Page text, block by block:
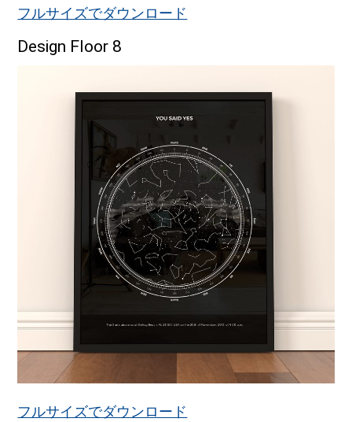
フルサイズでダウンロード
Design Floor 8
フルサイズでダウンロード